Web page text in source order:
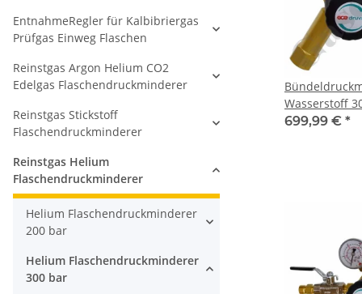
Wasserstoff
40 bar
699,99 € *
EntnahmeRegler für Kalbibriergas
Prüfgas Einweg Flaschen
Reinstgas Argon Helium CO2
Edelgas Flaschendruckminderer
Reinstgas Stickstoff
Flaschendruckminderer
Reinstgas Helium
Flaschendruckminderer
Helium Flaschendruckminderer
200 bar
Helium Flaschendruckminderer
300 bar